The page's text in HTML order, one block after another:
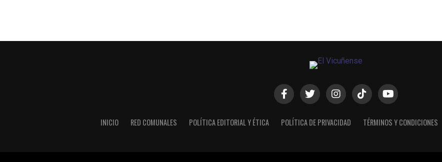
INICIO RED COMUNALES POLÍTICA EDITORIAL Y ÉTICA POLÍTICA DE PRIVACIDAD TÉRMINOS Y CONDICIONES